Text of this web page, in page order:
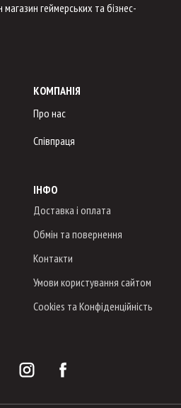
магазин геймерських та бізнес-
КОМПАНІЯ
Про нас
Співпраця
ІНФО
Доставка і оплата
Обмін та повернення
Контакти
Умови користування сайтом
Cookies та Конфіденційність